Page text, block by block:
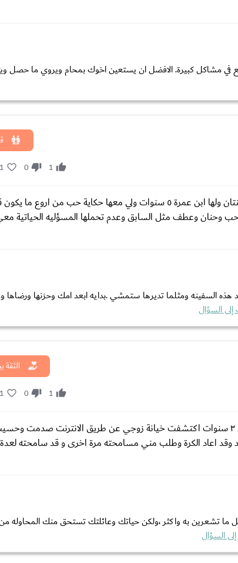
في مشاكل كبيرة. الافضل ان يستعين اخوك بمحام ويروي ما حصل
1
0
1
مساء الخير انا شاب عمري ٢٦ سنة تعرفت على بنت مطلقة تصغرني بالعمر سنتان ولها ابن عمرة ٥ سنوات ولي معها حكاية
حب وحنان وعطف مثل السابق وعدم تحملها المسؤليه الحياتية
السفينه ومثلما تديرها ستمشي .بدايه ابعد امك وحزنها ورضاها
السؤال
الثقة
1
0
1
السلام عليكم,انا عمري ٣٢ سنة متزوجة منذ ٥ سنوات و لدي طفلان. منذ حوالي ٣ سنوات اكتشفت خيانة زوجي عن طريق
اعاد الكرة وطلب مني مسامحته مرة اخرى و قد سامحته
تشعرين به واكثر ،ولكن حياتك وعائلتك تستحق منك المحاوله من
السؤال